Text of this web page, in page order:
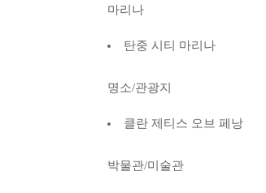
마리나
탄중 시티 마리나
명소/관광지
클란 제티스 오브 페낭
박물관/미술관